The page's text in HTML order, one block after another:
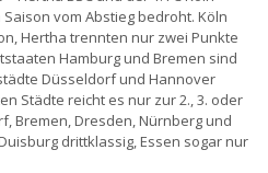
vom Abstieg bedroht. Köln
Hertha trennten nur zwei Punkte
Hamburg und Bremen sind
Düsseldorf und Hannover
Städte reicht es nur zur 2., 3. oder
Bremen, Dresden, Nürnberg und
drittklassig, Essen sogar nur